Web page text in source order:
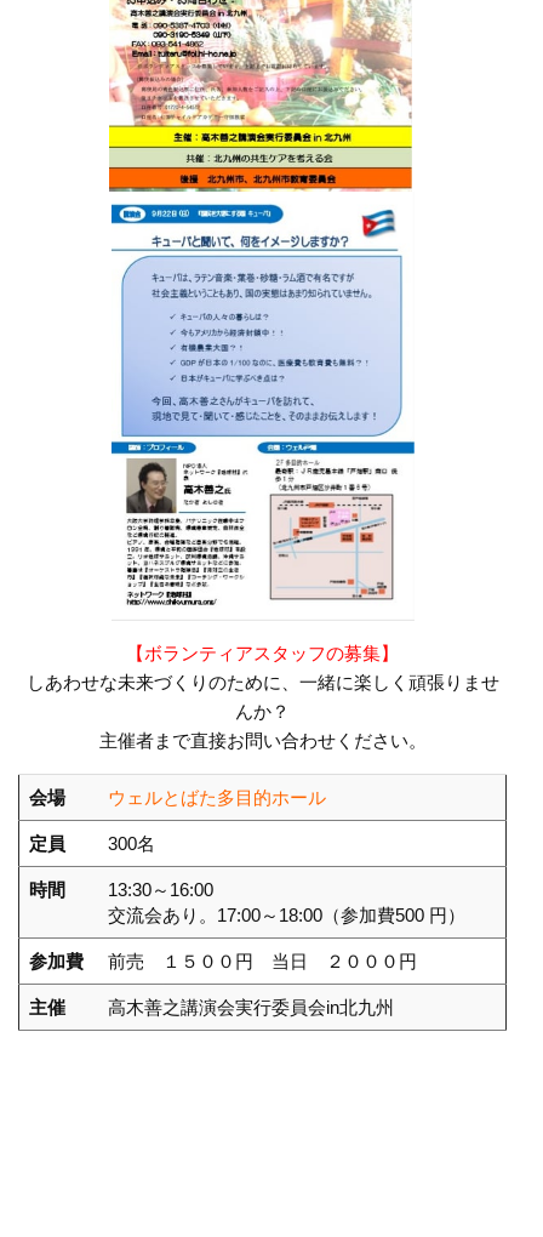
【ボランティアスタッフの募集】
しあわせな未来づくりのために、一緒に楽しく頑張りませ
んか？
主催者まで直接お問い合わせください。
会場 ウェルとばた多目的ホール
定員 300名
時間
13:30～16:00
交流会あり。17:00～18:00（参加費500 円）
参加費 前売 １５００円 当日 ２０００円
主催 高木善之講演会実行委員会in北九州